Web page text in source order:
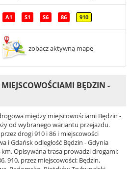
A1 S1 S6 86 910
zobacz aktywną mapę
BĘDZIN -
między miejscowościami Będzin -
od wybranego wariantu przejazdu.
przez drogi 910 i 86 i miejscowości
i Gdańsk odległość Będzin - Gdynia
Opisywana trasa prowadzi drogami:
910, przez miejscowości: Będzin,